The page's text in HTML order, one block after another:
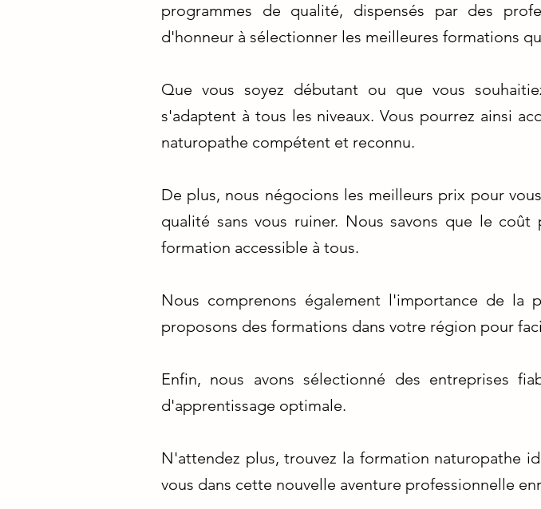
programmes de qualité, dispensés par des
d'honneur à sélectionner les meilleures formations
Que vous soyez débutant ou que vous
s'adaptent à tous les niveaux. Vous pourrez ainsi
naturopathe compétent et reconnu.
De plus, nous négocions les meilleurs prix pour
qualité sans vous ruiner. Nous savons que le
formation accessible à tous.
Nous comprenons également l'importance de la
proposons des formations dans votre région pour
Enfin, nous avons sélectionné des entreprises
d'apprentissage optimale.
N'attendez plus, trouvez la formation naturopathe
vous dans cette nouvelle aventure professionnelle